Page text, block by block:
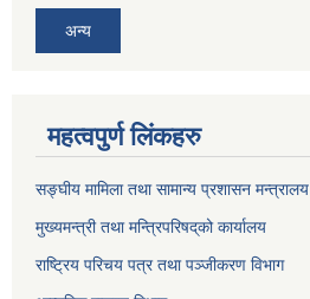
अन्य
महत्वपुर्ण लिंकहरु
सङ्घीय मामिला तथा सामान्य प्रशासन मन्त्रालय
मुख्यमन्त्री तथा मन्त्रिपरिषद्‌को कार्यालय
राष्ट्रिय परिचय पत्र तथा पञ्जीकरण विभाग